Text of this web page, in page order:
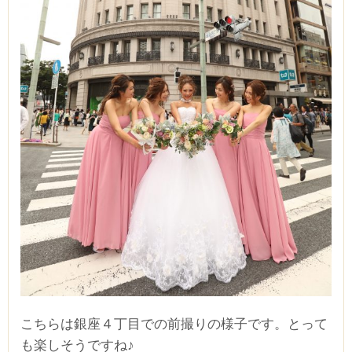
こちらは銀座４丁目での前撮りの様子です。とって
も楽しそうですね♪